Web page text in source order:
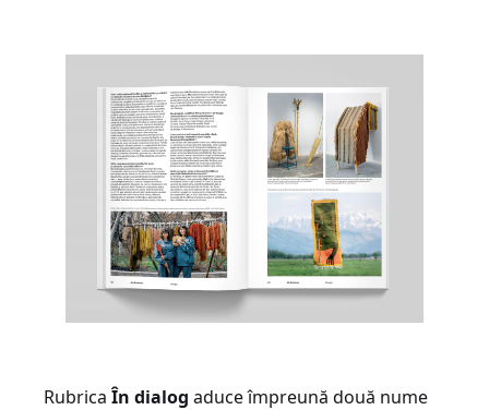
Rubrica În dialog aduce împreună două nume